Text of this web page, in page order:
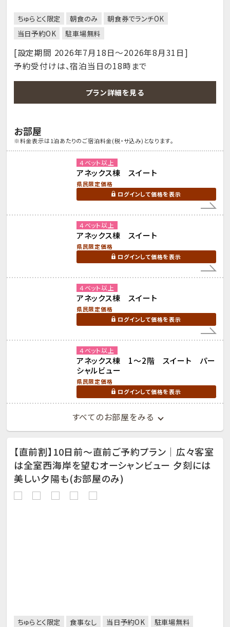
ちゅらとく限定 朝食のみ
朝食券でランチOK
当日予約OK
駐車場無料
[設定期間 2026年7月18日～2026年8月31日]
予約受付けは、宿泊当日の18時まで
プラン詳細を見る
お部屋
※料金表示は1泊あたりのご宿泊料金(税・サ込み)となります。
４ベット以上
アネックス棟 スイート
県民限定価格
ログインして価格を表示
４ベット以上
アネックス棟 スイート
県民限定価格
ログインして価格を表示
４ベット以上
アネックス棟 スイート
県民限定価格
ログインして価格を表示
４ベット以上
アネックス棟 1～2階 スイート パー
シャルビュー
県民限定価格
ログインして価格を表示
すべてのお部屋をみる
【直前割】10日前～直前ご予約プラン│広々客室
は全室西海岸を望むオーシャンビュー 夕刻には
美しい夕陽も(お部屋のみ)
ちゅらとく限定 食事なし 当日予約OK 駐車場無料